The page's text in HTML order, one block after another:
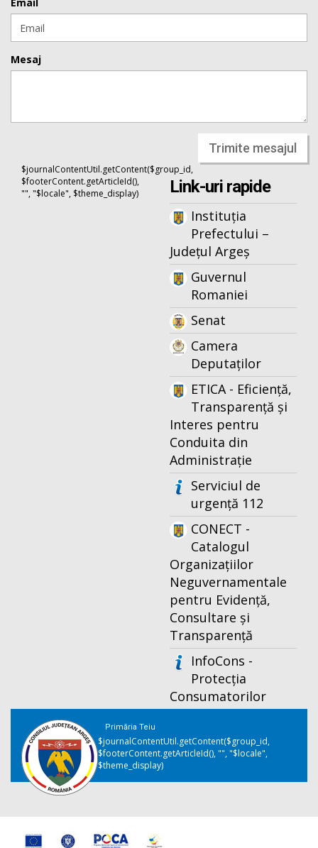
Mesaj
Trimite mesajul
$journalContentUtil.getContent($group_id,
$footerContent.getArticleId(),
"", "$locale", $theme_display)
Link-uri rapide
Instituția
Prefectului –
Județul Argeș
Guvernul
Romaniei
Senat
Camera
Deputaților
ETICA - Eficiență,
Transparență și
Interes pentru
Conduita din
Administrație
Serviciul de
urgență 112
CONECT -
Catalogul
Organizațiilor
Neguvernamentale
pentru Evidență,
Consultare și
Transparență
InfoCons -
Protecția
Consumatorilor
Primăria Teiu
$journalContentUtil.getContent($group_id,
$footerContent.getArticleId(), "", "$locale",
$theme_display)